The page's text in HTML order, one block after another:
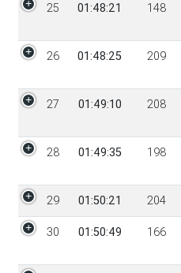
25 01:48:21 148
26 01:48:25 209
27 01:49:10 208
28 01:49:35 198
29 01:50:21 204
30 01:50:49 166